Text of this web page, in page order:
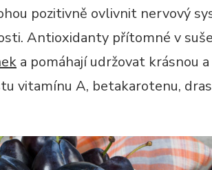
pozitivně ovlivnit nervový
Antioxidanty přítomné v
a pomáhají udržovat krásnou
vitamínu A, betakarotenu,